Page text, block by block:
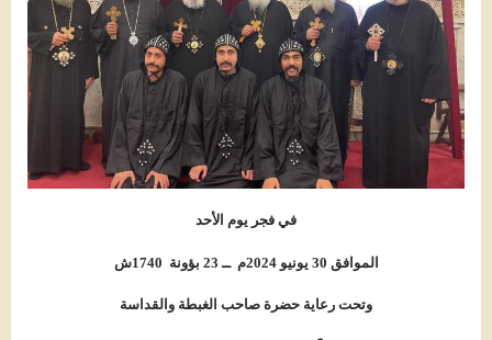
في فجر يوم الأحد
الموافق 30 يونيو 2024م ــ 23 بؤونة 1740ش
وتحت رعاية حضرة صاحب الغبطة والقداسة